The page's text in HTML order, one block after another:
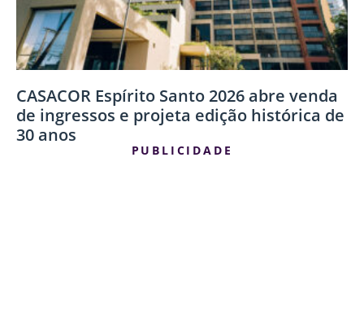
CASACOR Espírito Santo 2026 abre venda
de ingressos e projeta edição histórica de
30 anos
PUBLICIDADE